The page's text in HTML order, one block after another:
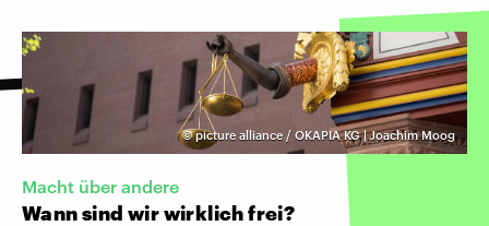
©picture alliance / OKAPIA KG | Joachim Moog
Macht über andere
Wann sind wir wirklich frei?